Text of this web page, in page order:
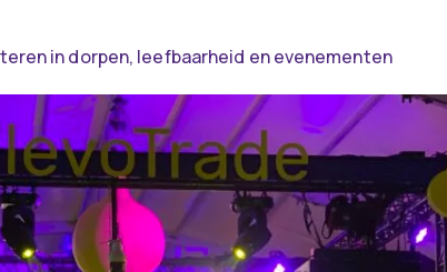
in dorpen, leefbaarheid en evenementen